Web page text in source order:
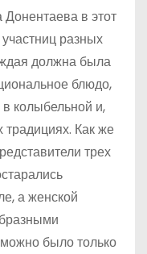
в этот
разных
должна была
блюдо,
колыбельной и,
традициях. Как же
трех
а женской
было только